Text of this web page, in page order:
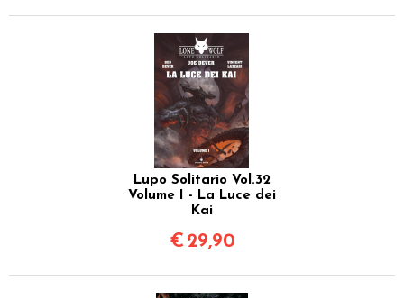
Lupo Solitario Vol.32
Volume I - La Luce dei
Kai
€ 29,90